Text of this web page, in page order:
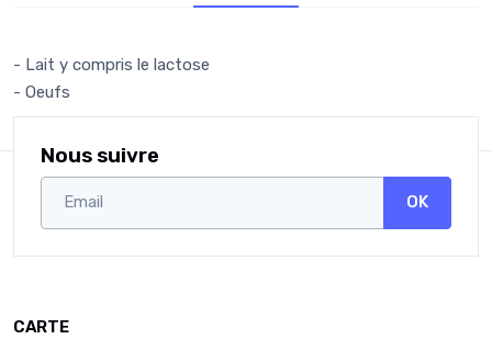
- Lait y compris le lactose
- Oeufs
Nous suivre
OK
CARTE